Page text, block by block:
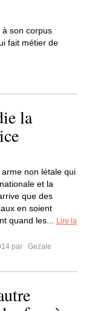
à son corpus
fait métier de
la
non létale qui
et la
que des
en soient
quand les...
Lire la
par
Gezale